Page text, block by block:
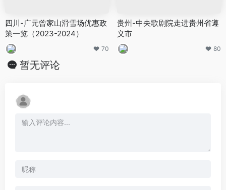
四川-广元曾家山滑雪场优惠政
策一览（2023-2024）
70
贵州-中央歌剧院走进贵州省遵
义市
80
暂无评论